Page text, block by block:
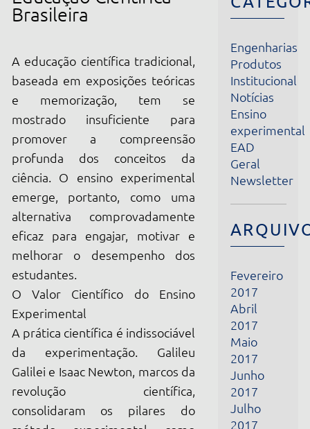
e memorização, tem se
mostrado insuficiente para
promover a compreensão
profunda dos conceitos da
ciência. O ensino experimental
emerge, portanto, como uma
alternativa comprovadamente
eficaz para engajar, motivar e
melhorar o desempenho dos
estudantes.
O Valor Científico do Ensino
Experimental
A prática científica é indissociável
da experimentação. Galileu
Galilei e Isaac Newton, marcos da
revolução científica,
consolidaram os pilares do
método experimental como
instrumento de validação da
teoria e de construção do
conhecimento. O ensino
Engenharias
Institucional
Notícias
Ensino
experimental
Geral
Newsletter
ARQUIVOS
Fevereiro
2017
2017
Maio
2017
Junho
2017
Julho
2017
Agosto
2017
Setembro
2017